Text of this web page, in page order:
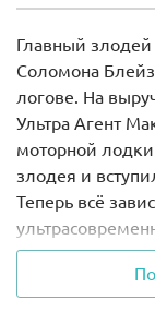
Главный
Соломона
логове. На
Ультра Агент
моторной
злодея и
Теперь всё
Из деталей
тайное